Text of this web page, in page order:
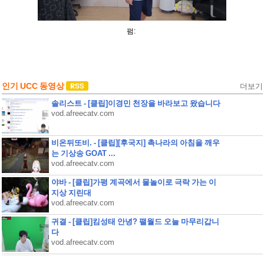
펌:
인기 UCC 동영상 더보기
솔리스트 - [클립]이경민 천장을 바라보고 왔습니다
vod.afreecatv.com
비온뒤또비. - [클립][후국지] 촉나라의 아침을 깨우
는 기상송 GOAT ...
vod.afreecatv.com
야바 - [클립]가평 계곡에서 물놀이로 극락 가는 이
지상 지린대
vod.afreecatv.com
귀결 - [클립]킴성태 안녕? 팰월드 오늘 마무리갑니
다
vod.afreecatv.com